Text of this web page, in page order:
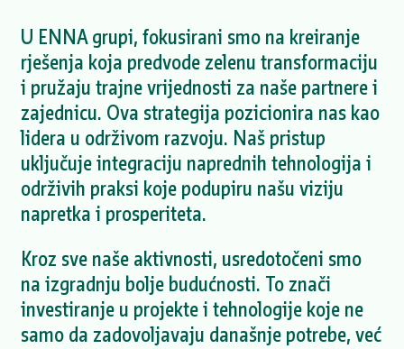
U ENNA grupi, fokusirani smo na kreiranje
rješenja koja predvode zelenu transformaciju
i pružaju trajne vrijednosti za naše partnere i
zajednicu. Ova strategija pozicionira nas kao
lidera u održivom razvoju. Naš pristup
uključuje integraciju naprednih tehnologija i
održivih praksi koje podupiru našu viziju
napretka i prosperiteta.
Kroz sve naše aktivnosti, usredotočeni smo
na izgradnju bolje budućnosti. To znači
investiranje u projekte i tehnologije koje ne
samo da zadovoljavaju današnje potrebe, već